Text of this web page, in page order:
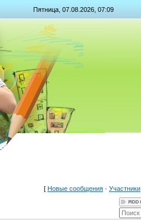
Пятница, 07.08.2026, 07:09
[ Новые сообщения · Участники